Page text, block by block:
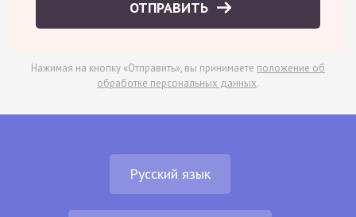
ОТПРАВИТЬ
Нажимая на кнопку «Отправить», вы принимаете положение об
обработке персональных данных.
Русский язык